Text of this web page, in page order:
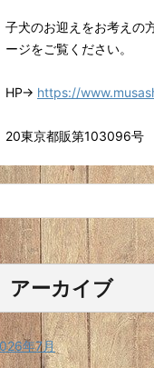
子犬のお迎えをお考えの
ージをご覧ください。
HP→ https://
20東京都販第103096号
アーカイブ
年7月